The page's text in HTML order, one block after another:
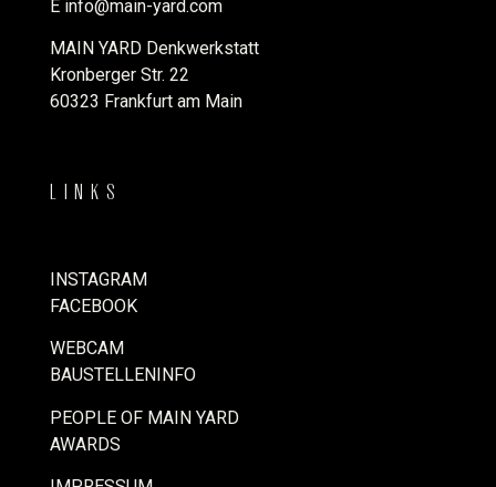
E info@main-yard.com
MAIN YARD Denkwerkstatt
Kronberger Str. 22
60323 Frankfurt am Main
LINKS
INSTAGRAM
FACEBOOK
WEBCAM
BAUSTELLENINFO
PEOPLE OF MAIN YARD
AWARDS